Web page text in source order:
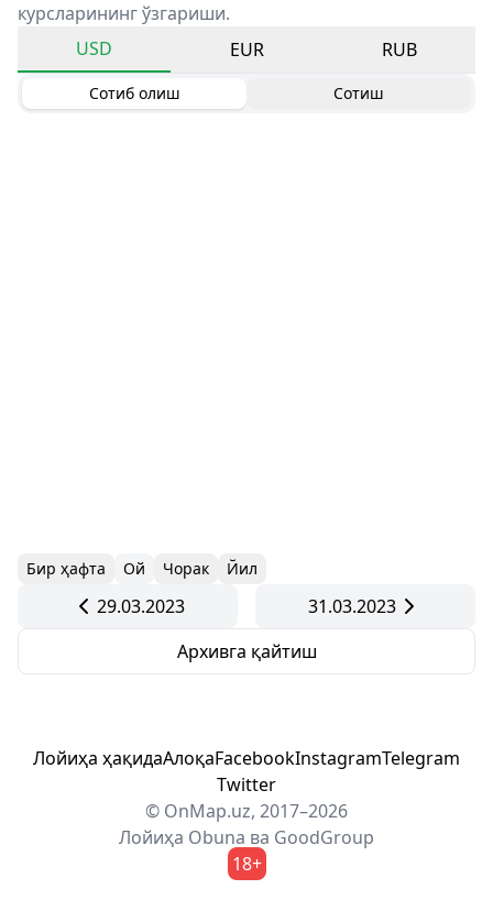
курсларининг ўзгариши.
USD
EUR RUB
Сотиб олиш Сотиш
Бир ҳафта Ой Чорак Йил
29.03.2023
31.03.2023
Архивга қайтиш
Лойиҳа ҳақидаАлоқаFacebookInstagramTelegram
Twitter
© OnMap.uz, 2017–2026
Лойиҳа Obuna ва GoodGroup
18+